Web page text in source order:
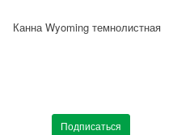
Канна Wyoming темнолистная
Подписаться